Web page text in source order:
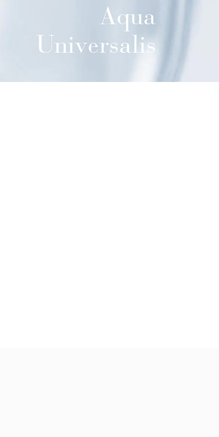
Aqua
Universalis